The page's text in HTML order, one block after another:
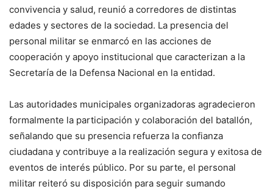
convivencia y salud, reunió a corredores de distintas
edades y sectores de la sociedad. La presencia del
personal militar se enmarcó en las acciones de
cooperación y apoyo institucional que caracterizan a la
Secretaría de la Defensa Nacional en la entidad.
Las autoridades municipales organizadoras agradecieron
formalmente la participación y colaboración del batallón,
señalando que su presencia refuerza la confianza
ciudadana y contribuye a la realización segura y exitosa de
eventos de interés público. Por su parte, el personal
militar reiteró su disposición para seguir sumando